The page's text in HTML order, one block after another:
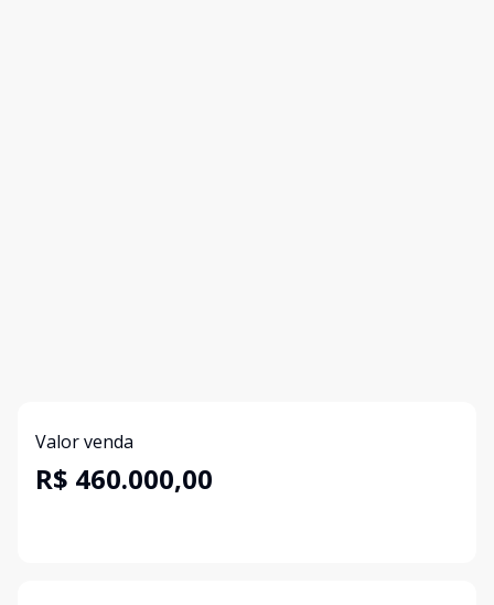
Valor venda
R$ 460.000,00